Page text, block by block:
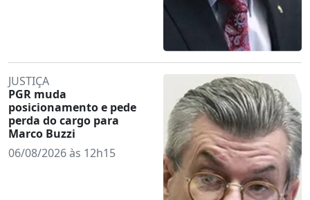
JUSTIÇA
PGR muda
posicionamento e pede
perda do cargo para
Marco Buzzi
06/08/2026 às 12h15